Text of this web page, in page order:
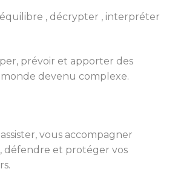
, décrypter , interpréter
prévoir et apporter des
devenu complexe.
vous accompagner
défendre et protéger vos